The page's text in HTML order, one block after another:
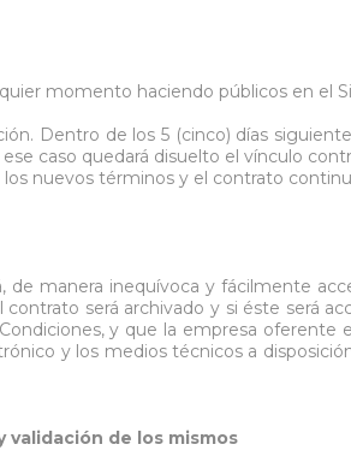
momento haciendo públicos en el
Dentro de los 5 (cinco) días
caso quedará disuelto el vínculo
nuevos términos y el contrato
manera inequívoca y fácilmente
será archivado y si éste será
y que la empresa
y los medios técnicos a
de los mismos